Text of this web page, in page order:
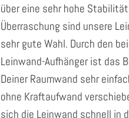
über eine sehr hohe
Überraschung sind unsere
sehr gute Wahl. Durch den
Leinwand-Aufhänger ist das
Deiner Raumwand sehr
ohne Kraftaufwand
sich die Leinwand schnell in